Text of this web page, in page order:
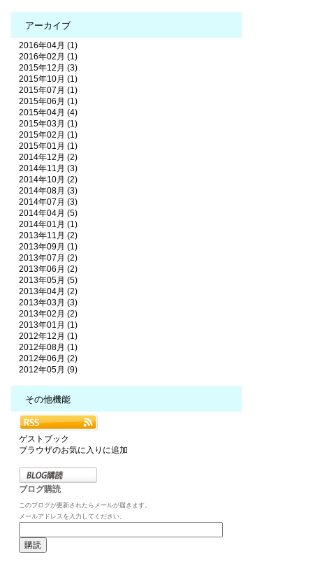
アーカイブ
2016年04月 (1)
2016年02月 (1)
2015年12月 (3)
2015年10月 (1)
2015年07月 (1)
2015年06月 (1)
2015年04月 (4)
2015年03月 (1)
2015年02月 (1)
2015年01月 (1)
2014年12月 (2)
2014年11月 (3)
2014年10月 (2)
2014年08月 (3)
2014年07月 (3)
2014年04月 (5)
2014年01月 (1)
2013年11月 (2)
2013年09月 (1)
2013年07月 (2)
2013年06月 (2)
2013年05月 (5)
2013年04月 (2)
2013年03月 (3)
2013年02月 (2)
2013年01月 (1)
2012年12月 (1)
2012年08月 (1)
2012年06月 (2)
2012年05月 (9)
その他機能
ゲストブック
ブラウザのお気に入りに追加
ブログ購読
このブログが更新されたらメールが届きます。
メールアドレスを入力してください。